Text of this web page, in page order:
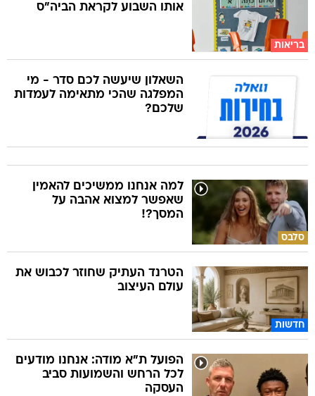
בריאות
אותו השבוע לקראת הביה"ס
השאלון שיעשה לכם סדר - מי
המפלגה שהכי מתאימה לעמדות
שלכם?
סלבס
למה אנחנו ממשיכים להאמין
שאפשר למצוא אהבה על
המסך?!
חדשות
הטרנד העתיק שחוזר לכבוש את
עולם העיצוב
הפועל ת"א מודה: אנחנו מודעים
לכל הרחש והשמועות סביב
העסקה